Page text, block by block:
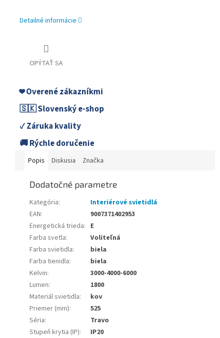
Detailné informácie
OPÝTAŤ SA
❤️ Overené zákazníkmi
🇸🇰 Slovenský e-shop
✓ Záruka kvality
🚚 Rýchle doručenie
Popis Diskusia Značka
Dodatočné parametre
Kategória:
Interiérové svietidlá
EAN:
9007371402953
Energetická trieda: E
Farba svetla:
Voliteľná
Farba svietidla:
biela
Farba tienidla:
biela
Kelvin:
3000-4000-6000
Lumen:
1800
Materiál svietidla:
kov
Priemer (mm):
525
Séria:
Travo
Stupeň krytia (IP):
IP20